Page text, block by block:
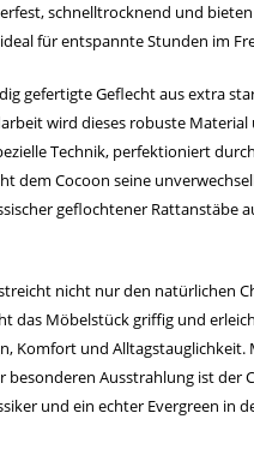
schnelltrocknend und
für entspannte Stunden im
gefertigte Geflecht aus extra
wird dieses robuste Material
Technik, perfektioniert
dem Cocoon seine
geflochtener Rattanstäbe
nicht nur den natürlichen
das Möbelstück griffig und
Komfort und Alltagstauglichkeit.
Ausstrahlung ist der
und ein echter Evergreen in